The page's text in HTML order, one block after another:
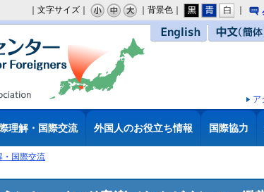
｜文字サイズ｜ ｜背景色｜
ア
理解・国際交流 外国人のお役立ち情報 国際協力
・国際交流